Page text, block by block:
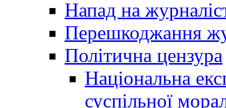
Напад на
Перешкоджання
Політична цензура
Національна
суспільної